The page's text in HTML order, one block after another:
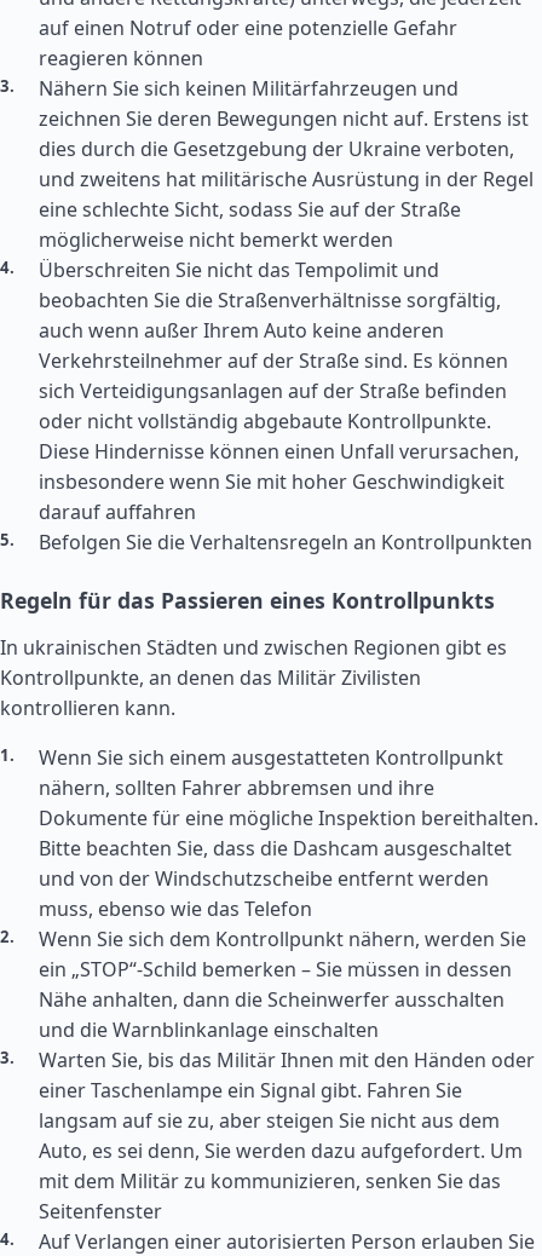
auf einen Notruf oder eine potenzielle Gefahr
reagieren können
Nähern Sie sich keinen Militärfahrzeugen und
zeichnen Sie deren Bewegungen nicht auf. Erstens ist
dies durch die Gesetzgebung der Ukraine verboten,
und zweitens hat militärische Ausrüstung in der Regel
eine schlechte Sicht, sodass Sie auf der Straße
möglicherweise nicht bemerkt werden
Überschreiten Sie nicht das Tempolimit und
beobachten Sie die Straßenverhältnisse sorgfältig,
auch wenn außer Ihrem Auto keine anderen
Verkehrsteilnehmer auf der Straße sind. Es können
sich Verteidigungsanlagen auf der Straße befinden
oder nicht vollständig abgebaute Kontrollpunkte.
Diese Hindernisse können einen Unfall verursachen,
insbesondere wenn Sie mit hoher Geschwindigkeit
darauf auffahren
Befolgen Sie die Verhaltensregeln an Kontrollpunkten
Regeln für das Passieren eines Kontrollpunkts
In ukrainischen Städten und zwischen Regionen gibt es
Kontrollpunkte, an denen das Militär Zivilisten
kontrollieren kann.
Wenn Sie sich einem ausgestatteten Kontrollpunkt
nähern, sollten Fahrer abbremsen und ihre
Dokumente für eine mögliche Inspektion bereithalten.
Bitte beachten Sie, dass die Dashcam ausgeschaltet
und von der Windschutzscheibe entfernt werden
muss, ebenso wie das Telefon
Wenn Sie sich dem Kontrollpunkt nähern, werden Sie
ein „STOP“-Schild bemerken – Sie müssen in dessen
Nähe anhalten, dann die Scheinwerfer ausschalten
und die Warnblinkanlage einschalten
Warten Sie, bis das Militär Ihnen mit den Händen oder
einer Taschenlampe ein Signal gibt. Fahren Sie
langsam auf sie zu, aber steigen Sie nicht aus dem
Auto, es sei denn, Sie werden dazu aufgefordert. Um
mit dem Militär zu kommunizieren, senken Sie das
Seitenfenster
Auf Verlangen einer autorisierten Person erlauben Sie